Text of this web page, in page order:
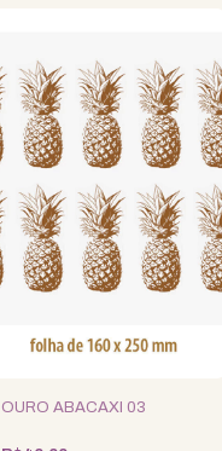
OURO ABACAXI 03